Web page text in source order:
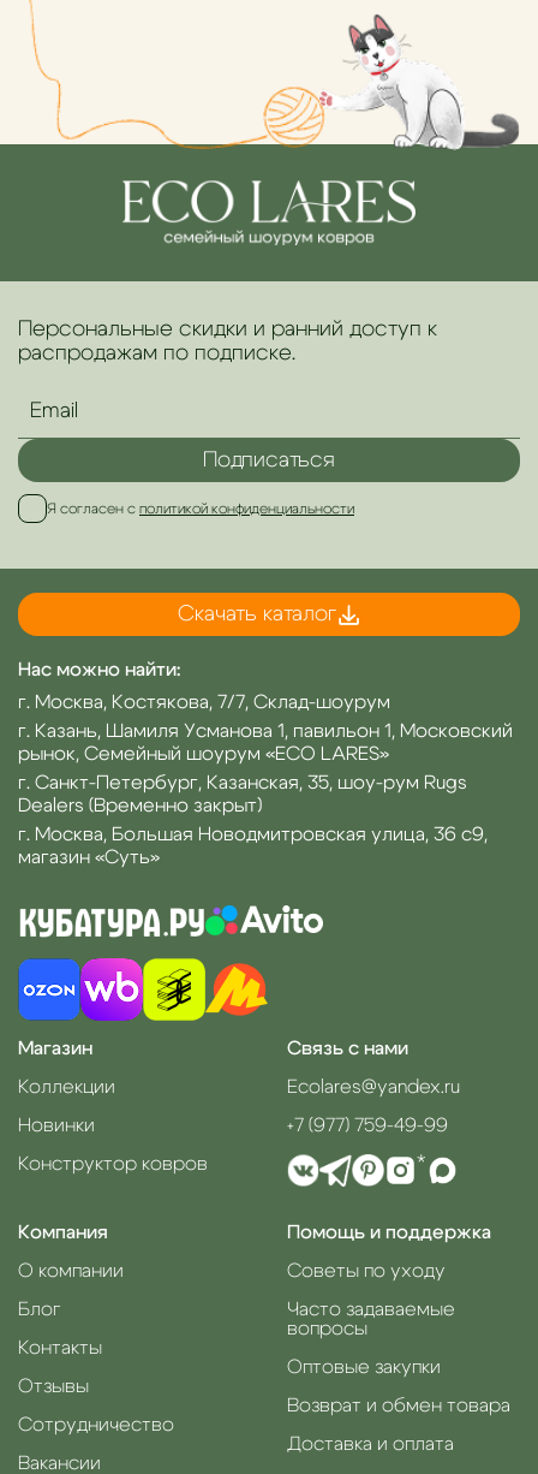
Персональные скидки и ранний доступ к
распродажам по подписке.
Подписаться
Я согласен с политикой конфиденциальности
Скачать каталог
Нас можно найти:
г. Москва, Костякова, 7/7, Склад-шоурум
г. Казань, Шамиля Усманова 1, павильон 1, Московский
рынок, Семейный шоурум «ECO LARES»
г. Санкт-Петербург, Казанская, 35, шоу-рум Rugs
Dealers (Временно закрыт)
г. Москва, Большая Новодмитровская улица, 36 с9,
магазин «Суть»
Магазин
Коллекции
Новинки
Конструктор ковров
Компания
О компании
Блог
Контакты
Отзывы
Сотрудничество
Вакансии
Помощь и поддержка
Советы по уходу
Часто задаваемые
вопросы
Оптовые закупки
Возврат и обмен товара
Доставка и оплата
Связь с нами
Ecolares@yandex.ru
+7 (977) 759-49-99
*